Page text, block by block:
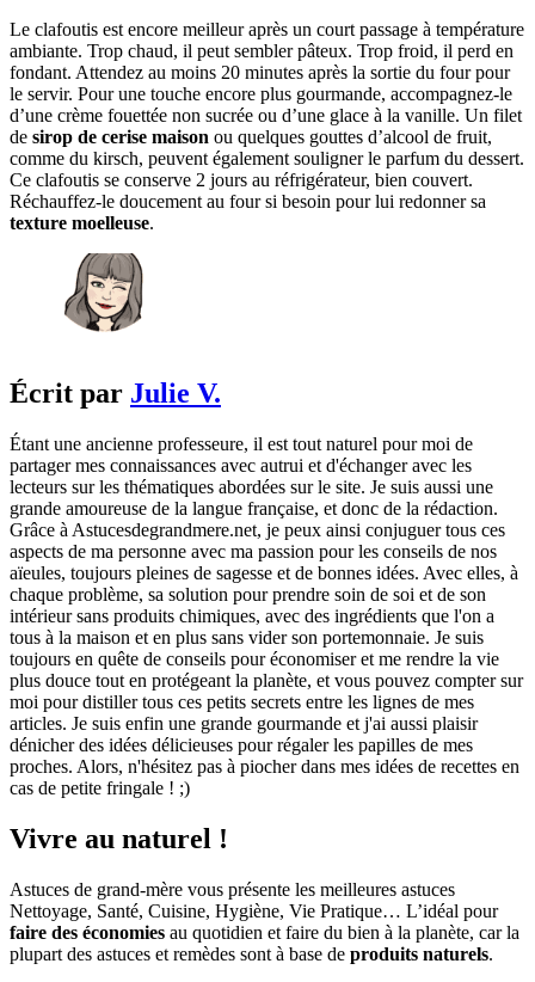
Le clafoutis est encore meilleur après un court passage à température
ambiante. Trop chaud, il peut sembler pâteux. Trop froid, il perd en
fondant. Attendez au moins 20 minutes après la sortie du four pour
le servir. Pour une touche encore plus gourmande, accompagnez-le
d’une crème fouettée non sucrée ou d’une glace à la vanille. Un filet
de sirop de cerise maison ou quelques gouttes d’alcool de fruit,
comme du kirsch, peuvent également souligner le parfum du dessert.
Ce clafoutis se conserve 2 jours au réfrigérateur, bien couvert.
Réchauffez-le doucement au four si besoin pour lui redonner sa
texture moelleuse.
Écrit par Julie V.
Étant une ancienne professeure, il est tout naturel pour moi de
partager mes connaissances avec autrui et d'échanger avec les
lecteurs sur les thématiques abordées sur le site. Je suis aussi une
grande amoureuse de la langue française, et donc de la rédaction.
Grâce à Astucesdegrandmere.net, je peux ainsi conjuguer tous ces
aspects de ma personne avec ma passion pour les conseils de nos
aïeules, toujours pleines de sagesse et de bonnes idées. Avec elles, à
chaque problème, sa solution pour prendre soin de soi et de son
intérieur sans produits chimiques, avec des ingrédients que l'on a
tous à la maison et en plus sans vider son portemonnaie. Je suis
toujours en quête de conseils pour économiser et me rendre la vie
plus douce tout en protégeant la planète, et vous pouvez compter sur
moi pour distiller tous ces petits secrets entre les lignes de mes
articles. Je suis enfin une grande gourmande et j'ai aussi plaisir
dénicher des idées délicieuses pour régaler les papilles de mes
proches. Alors, n'hésitez pas à piocher dans mes idées de recettes en
cas de petite fringale ! ;)
Vivre au naturel !
Astuces de grand-mère vous présente les meilleures astuces
Nettoyage, Santé, Cuisine, Hygiène, Vie Pratique… L’idéal pour
faire des économies au quotidien et faire du bien à la planète, car la
plupart des astuces et remèdes sont à base de produits naturels.